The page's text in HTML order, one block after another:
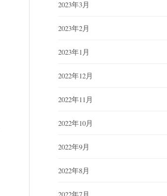
2023年3月
2023年2月
2023年1月
2022年12月
2022年11月
2022年10月
2022年9月
2022年8月